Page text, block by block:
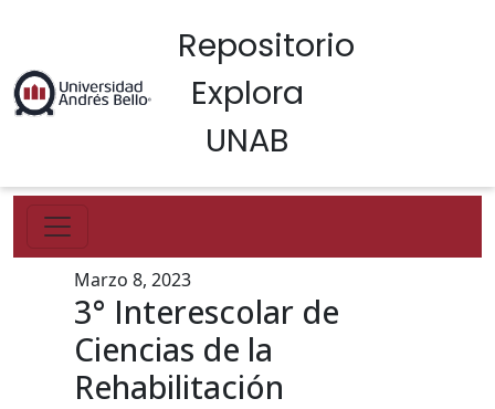
Repositorio
Explora
UNAB
Marzo 8, 2023
3° Interescolar de
Ciencias de la
Rehabilitación